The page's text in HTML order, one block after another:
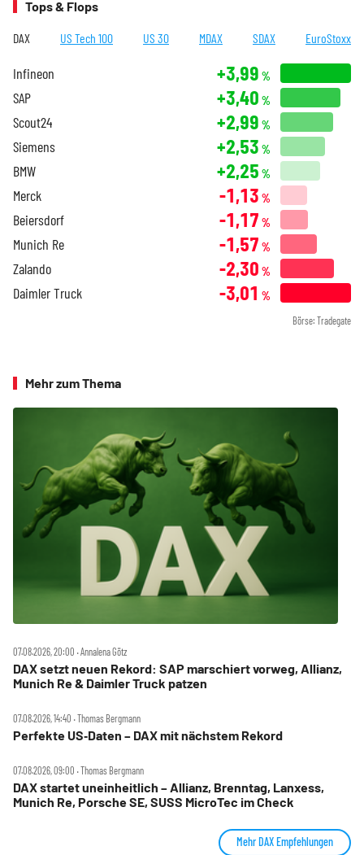
Tops & Flops
DAX US Tech 100 US 30 MDAX SDAX EuroStoxx
Infineon +3,99 %
SAP +3,40 %
Scout24 +2,99 %
Siemens +2,53 %
BMW +2,25 %
Merck -1,13 %
Beiersdorf -1,17 %
Munich Re -1,57 %
Zalando -2,30 %
Daimler Truck -3,01 %
Börse: Tradegate
Mehr zum Thema
07.08.2026, 20:00 ‧ Annalena Götz
DAX setzt neuen Rekord: SAP marschiert vorweg, Allianz,
Munich Re & Daimler Truck patzen
07.08.2026, 14:40 ‧ Thomas Bergmann
Perfekte US‑Daten – DAX mit nächstem Rekord
07.08.2026, 09:00 ‧ Thomas Bergmann
DAX startet uneinheitlich – Allianz, Brenntag, Lanxess,
Munich Re, Porsche SE, SUSS MicroTec im Check
Mehr DAX Empfehlungen